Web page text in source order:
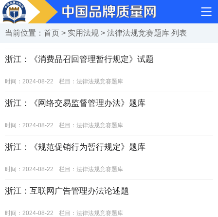
当前位置： 首页 > 实用法规 > 法律法规竞赛题库 列表
浙江：《消费品召回管理暂行规定》试题
时间：2024-08-22 栏目： 法律法规竞赛题库
浙江：《网络交易监督管理办法》题库
时间：2024-08-22 栏目： 法律法规竞赛题库
浙江：《规范促销行为暂行规定》题库
时间：2024-08-22 栏目： 法律法规竞赛题库
浙江：互联网广告管理办法论述题
时间：2024-08-22 栏目： 法律法规竞赛题库